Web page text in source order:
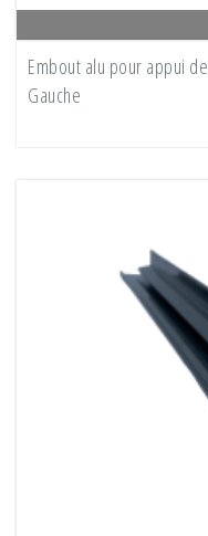
Embout alu pour appui
Gauche